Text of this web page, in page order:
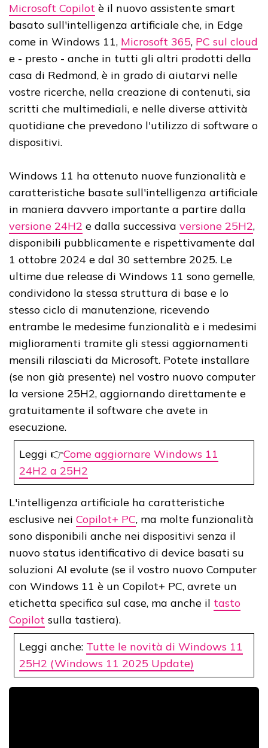
Microsoft Copilot è il nuovo assistente smart
basato sull'intelligenza artificiale che, in Edge
come in Windows 11, Microsoft 365, PC sul cloud
e - presto - anche in tutti gli altri prodotti della
casa di Redmond, è in grado di aiutarvi nelle
vostre ricerche, nella creazione di contenuti, sia
scritti che multimediali, e nelle diverse attività
quotidiane che prevedono l'utilizzo di software o
dispositivi.
Windows 11 ha ottenuto nuove funzionalità e
caratteristiche basate sull'intelligenza artificiale
in maniera davvero importante a partire dalla
versione 24H2 e dalla successiva versione 25H2,
disponibili pubblicamente e rispettivamente dal
1 ottobre 2024 e dal 30 settembre 2025. Le
ultime due release di Windows 11 sono gemelle,
condividono la stessa struttura di base e lo
stesso ciclo di manutenzione, ricevendo
entrambe le medesime funzionalità e i medesimi
miglioramenti tramite gli stessi aggiornamenti
mensili rilasciati da Microsoft. Potete installare
(se non già presente) nel vostro nuovo computer
la versione 25H2, aggiornando direttamente e
gratuitamente il software che avete in
esecuzione.
Leggi 👉Come aggiornare Windows 11
24H2 a 25H2
L'intelligenza artificiale ha caratteristiche
esclusive nei Copilot+ PC, ma molte funzionalità
sono disponibili anche nei dispositivi senza il
nuovo status identificativo di device basati su
soluzioni AI evolute (se il vostro nuovo Computer
con Windows 11 è un Copilot+ PC, avrete un
etichetta specifica sul case, ma anche il tasto
Copilot sulla tastiera).
Leggi anche: Tutte le novità di Windows 11
25H2 (Windows 11 2025 Update)